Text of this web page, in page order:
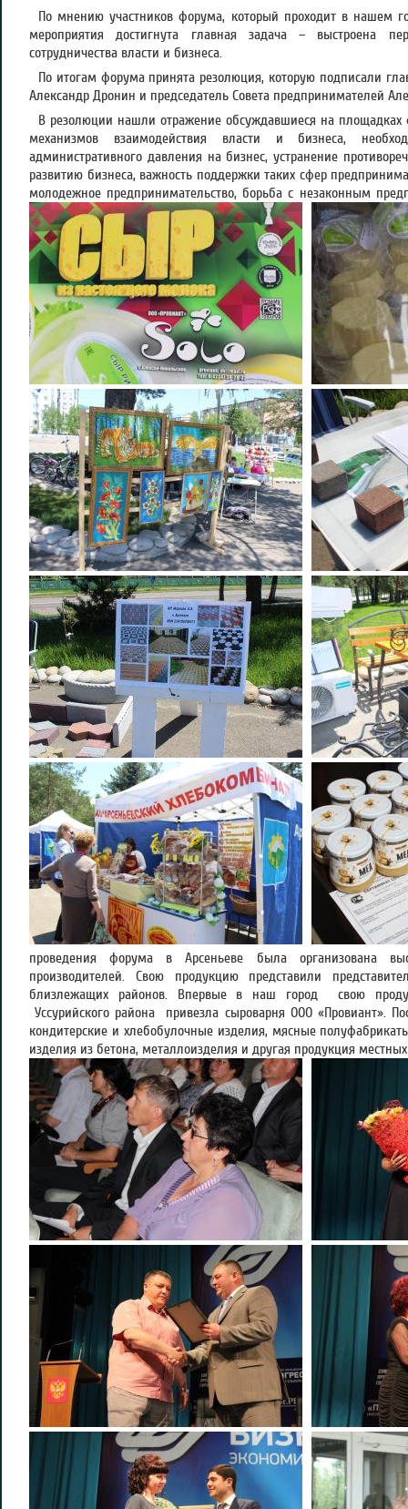
По мнению участников форума, который проходит в нашем
мероприятия достигнута главная задача – выстроена
сотрудничества власти и бизнеса.
По итогам форума принята резолюция, которую подписали
Александр Дронин и председатель Совета предпринимателей
В резолюции нашли отражение обсуждавшиеся на
механизмов взаимодействия власти и бизнеса,
административного давления на бизнес, устранение
развитию бизнеса, важность поддержки таких сфер
молодежное предпринимательство, борьба с незаконным
проведения форума в Арсеньеве была организована
производителей. Свою продукцию представили
близлежащих районов. Впервые в наш город свою
Уссурийского района привезла сыроварня ООО «Провиант».
кондитерские и хлебобулочные изделия, мясные
изделия из бетона, металлоизделия и другая продукция